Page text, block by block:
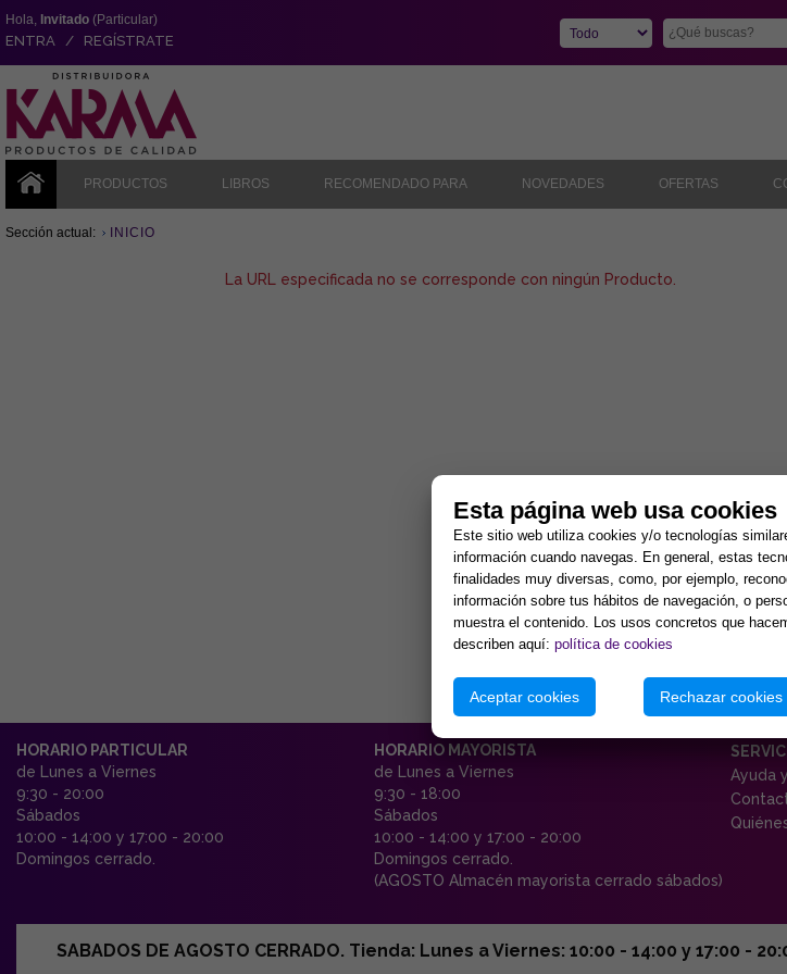
Hola, Invitado (Particular)
ENTRA / REGÍSTRATE
PRODUCTOS LIBROS RECOMENDADO PARA NOVEDADES OFERTAS
Sección actual: INICIO
La URL especificada no se corresponde con ningún Producto.
HORARIO PARTICULAR
de Lunes a Viernes
9:30 - 20:00
Sábados
10:00 - 14:00 y 17:00 - 20:00
Domingos cerrado.
HORARIO MAYORISTA
de Lunes a Viernes
9:30 - 18:00
Sábados
10:00 - 14:00 y 17:00 - 20:00
Domingos cerrado.
(AGOSTO Almacén mayorista cerrado sábados)
Ayuda
SABADOS DE AGOSTO CERRADO. Tienda: Lunes a Viernes: 10:00 - 14:00 y 17:00 -
Esta página web usa cookies
Este sitio web utiliza cookies y/o tecnologías
información cuando navegas. En general, estas
finalidades muy diversas, como, por ejemplo,
información sobre tus hábitos de navegación, o
muestra el contenido. Los usos concretos que
describen aquí: política de cookies
Aceptar cookies Rechazar cookies